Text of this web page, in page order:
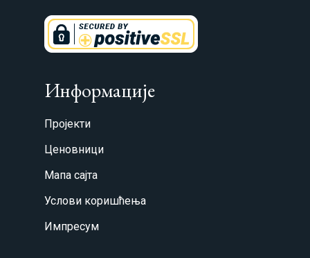
Информације
Пројекти
Ценовници
Мапа сајта
Услови коришћења
Импресум